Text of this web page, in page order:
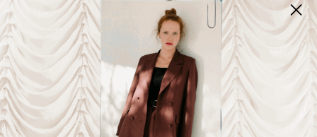
Historie opowiedziane – Spotkanie z
Dianą i Marcinem – Lositalianos.
Zdjęcia Diany i Marcina od razu rozpoznam! Kolorystyka, klimat,
sposób ujęcia perspektywy – zachwycam się różnymi
zakątkami świata podróżując wraz z nimi po instagramowych
kadrach. A dziś rozmawiamy o...
Czytaj Dalej